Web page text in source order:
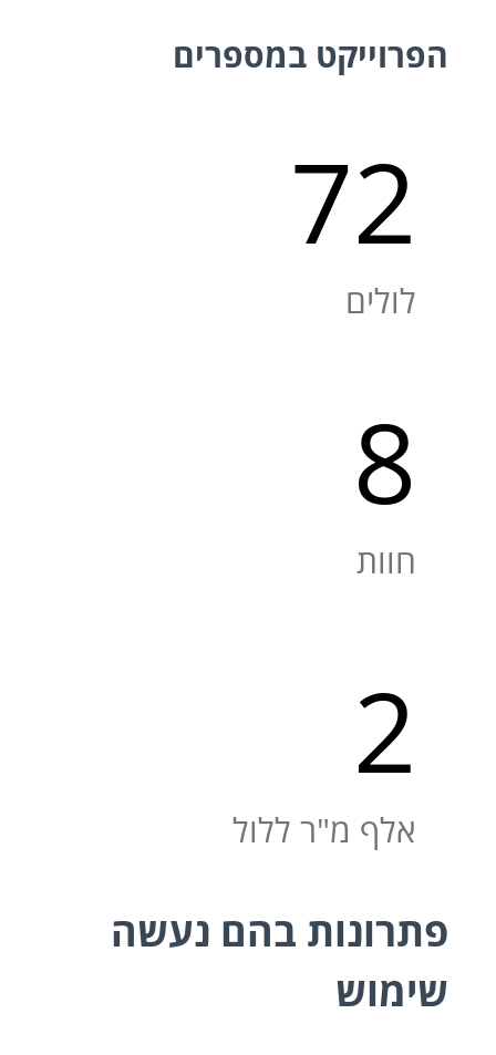
הפרוייקט במספרים
72
לולים
8
חוות
2
אלף מ"ר ללול
פתרונות בהם נעשה
שימוש